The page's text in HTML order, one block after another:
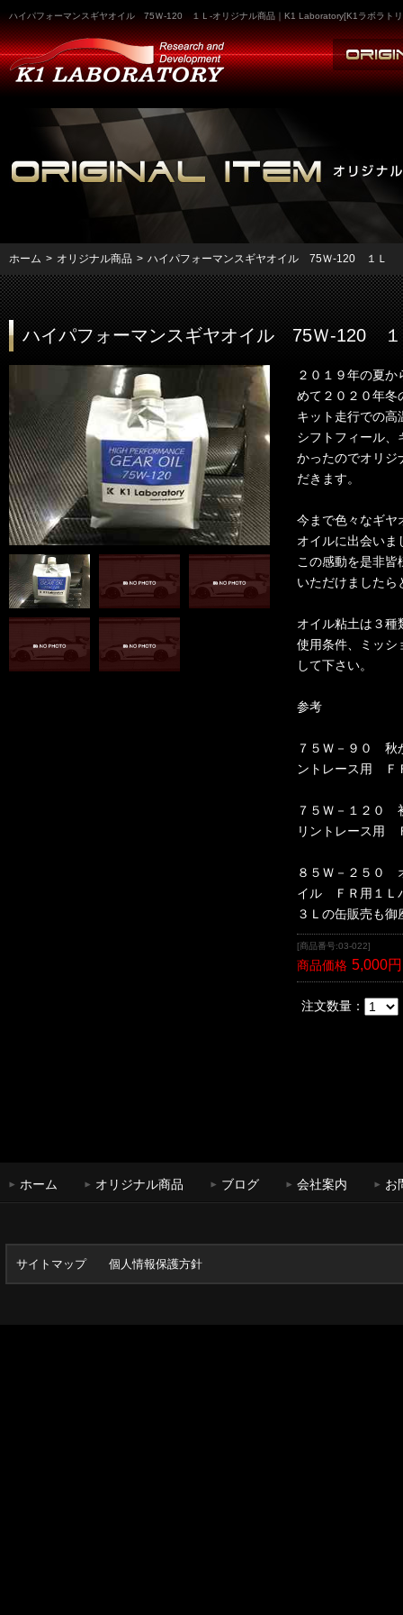
ハイパフォーマンスギヤオイル 75Ｗ-120 １Ｌ-オリジナル商品｜K1 Laboratory[K1ラボラト
ホーム > オリジナル商品 > ハイパフォーマンスギヤオイル 75Ｗ-120 １Ｌ
ハイパフォーマンスギヤオイル 75Ｗ-120
２０１９年の夏
めて２０２０年冬
キット走行での高
シフトフィール、
かったのでオリジ
だきます。
今まで色々なギヤ
オイルに出会いま
この感動を是非
いただけましたら
オイル粘土は３種
使用条件、ミッシ
して下さい。
参考
７５Ｗ－９０ 秋
ントレース用
７５Ｗ－１２０
リントレース用
８５Ｗ－２５０
イル ＦＲ用１Ｌ
３Ｌの缶販売も御
[商品番号:03-022]
商品価格 5,000円
注文数量：
ホーム オリジナル商品 ブログ 会社案内 お
サイトマップ 個人情報保護方針